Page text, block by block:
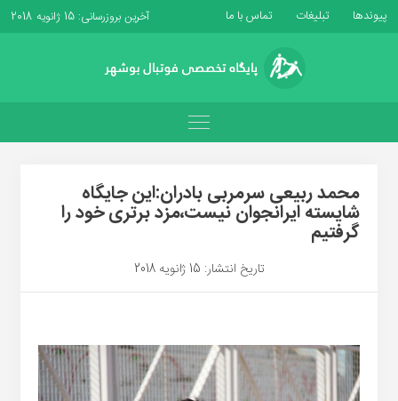
پیوندها تبلیغات تماس با ما آخرین بروزرسانی: 15 ژانویه 2018
محمد ربیعی سرمربی بادران:این جایگاه
شایسته ایرانجوان نیست،مزد برتری خود را
گرفتیم
تاریخ انتشار: 15 ژانویه 2018